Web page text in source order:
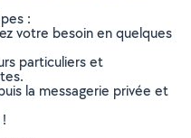
:
votre besoin en quelques
particuliers et
la messagerie privée et